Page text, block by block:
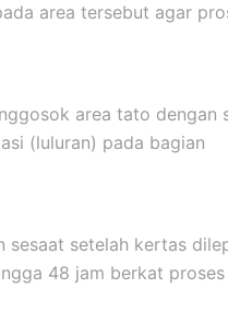
area tersebut agar
area tato dengan
(luluran) pada bagian
setelah kertas
48 jam berkat proses